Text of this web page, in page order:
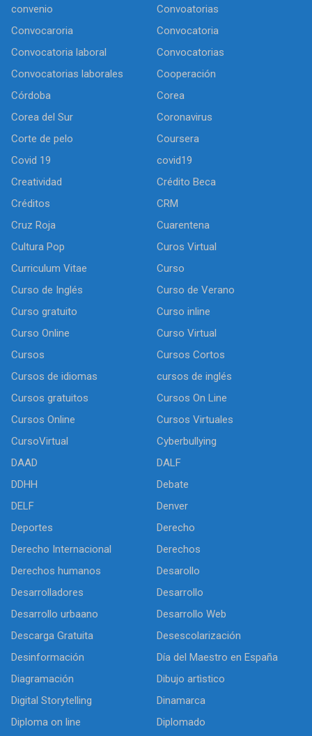
convenio
Convoatorias
Convocaroria
Convocatoria
Convocatoria laboral
Convocatorias
Convocatorias laborales
Cooperación
Córdoba
Corea
Corea del Sur
Coronavirus
Corte de pelo
Coursera
Covid 19
covid19
Creatividad
Crédito Beca
Créditos
CRM
Cruz Roja
Cuarentena
Cultura Pop
Curos Virtual
Curriculum Vitae
Curso
Curso de Inglés
Curso de Verano
Curso gratuito
Curso inline
Curso Online
Curso Virtual
Cursos
Cursos Cortos
Cursos de idiomas
cursos de inglés
Cursos gratuitos
Cursos On Line
Cursos Online
Cursos Virtuales
CursoVirtual
Cyberbullying
DAAD
DALF
DDHH
Debate
DELF
Denver
Deportes
Derecho
Derecho Internacional
Derechos
Derechos humanos
Desarollo
Desarrolladores
Desarrollo
Desarrollo urbaano
Desarrollo Web
Descarga Gratuita
Desescolarización
Desinformación
Día del Maestro en España
Diagramación
Dibujo artìstico
Digital Storytelling
Dinamarca
Diploma on line
Diplomado